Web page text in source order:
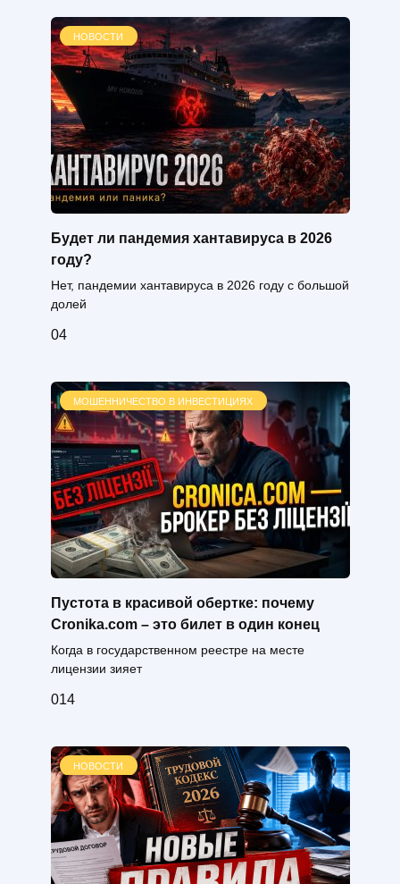
НОВОСТИ
Будет ли пандемия хантавируса в 2026
году?
Нет, пандемии хантавируса в 2026 году с большой
долей
04
МОШЕННИЧЕСТВО В ИНВЕСТИЦИЯХ
Пустота в красивой обертке: почему
Cronika.com – это билет в один конец
Когда в государственном реестре на месте
лицензии зияет
014
НОВОСТИ